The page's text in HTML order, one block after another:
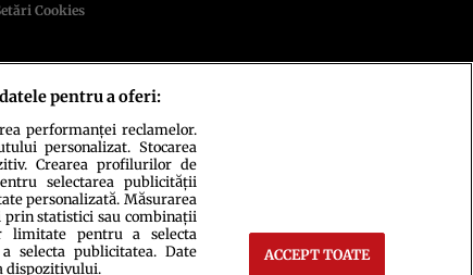
Cookies
scrierile publicistice purtătoare de Drepturi de Autor.
pentru a oferi:
performanței reclamelor.
personalizat. Stocarea
Crearea profilurilor de
selectarea publicității
personalizată. Măsurarea
statistici sau combinații
limitate pentru a selecta
selecta publicitatea. Date
dispozitivului.
ACCEPT TOATE